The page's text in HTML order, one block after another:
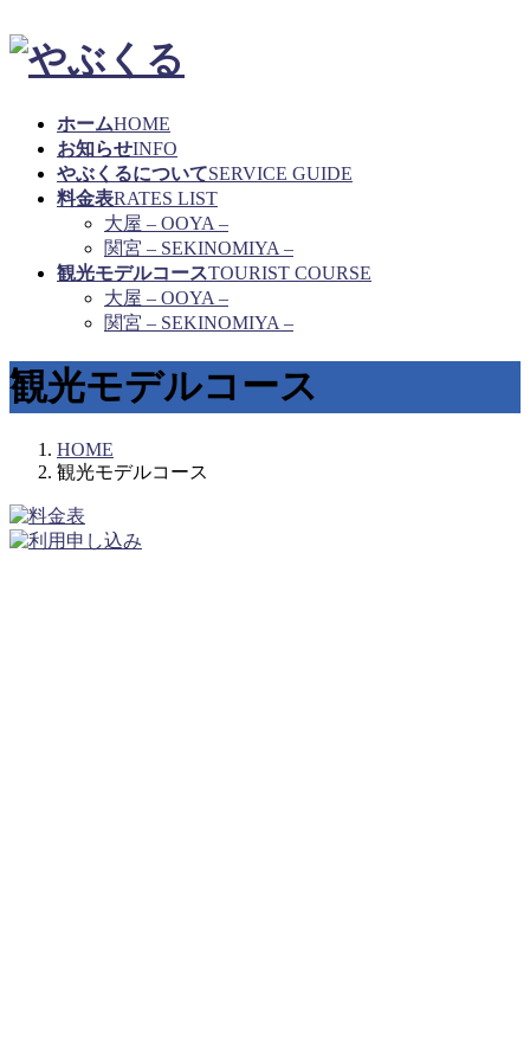
ホームHOME
お知らせINFO
やぶくるについてSERVICE GUIDE
料金表RATES LIST
大屋 – OOYA –
関宮 – SEKINOMIYA –
観光モデルコースTOURIST COURSE
大屋 – OOYA –
関宮 – SEKINOMIYA –
観光モデルコース
HOME
観光モデルコース